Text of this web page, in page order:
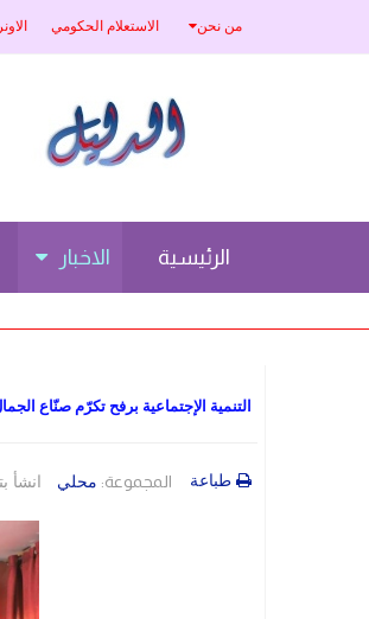
من نحن الاستعلام الحكومي
الرئيسية الاخبار
التنمية الإجتماعية برفح تكرّم صنّاع
المجموعة: محلي انشأ بتاريخ: طباعة